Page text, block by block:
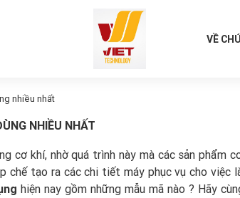
VỀ
nhiều nhất
NHIỀU NHẤT
cơ khí, nhờ quá trình này mà các sản phẩm
chế tạo ra các chi tiết máy phục vụ cho việc
hiện nay gồm những mẫu mã nào ? Hãy